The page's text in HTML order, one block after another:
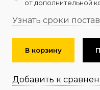
от дополнительной
Узнать сроки
В корзину
Добавить к